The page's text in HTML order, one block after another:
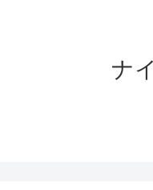
ナ